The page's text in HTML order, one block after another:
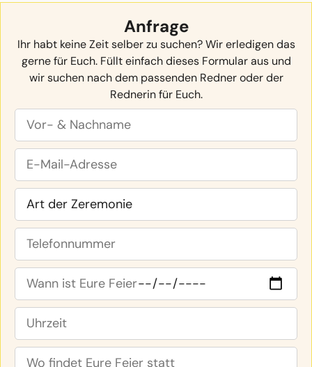
Anfrage
Ihr habt keine Zeit selber zu suchen? Wir erledigen das
gerne für Euch. Füllt einfach dieses Formular aus und
wir suchen nach dem passenden Redner oder der
Rednerin für Euch.